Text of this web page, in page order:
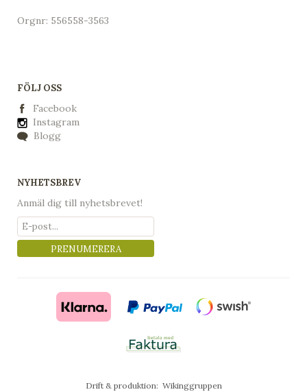
Orgnr: 556558-3563
FÖLJ OSS
Facebook
Instagram
Blogg
NYHETSBREV
Anmäl dig till nyhetsbrevet!
PRENUMERERA
Drift & produktion: Wikinggruppen